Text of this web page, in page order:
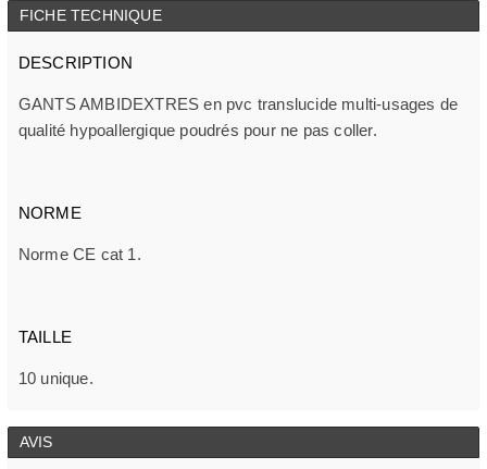
FICHE TECHNIQUE
DESCRIPTION
GANTS AMBIDEXTRES en pvc translucide multi-usages de
qualité hypoallergique poudrés pour ne pas coller.
NORME
Norme CE cat 1.
TAILLE
10 unique.
AVIS